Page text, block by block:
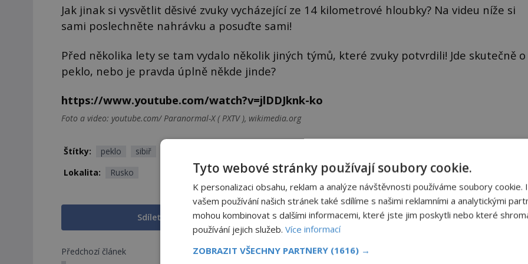
Jak jinak si vysvětlit děsivé zvuky vycházející ze 14 kilometrové hloubky? Na videu níže si
sami poslechněte nahrávku a posuďte sami!
Před několika lety se tam vydalo několik jiných týmů, které zvuky potvrdili! Jde skutečně o
peklo, nebo je pravda úplně někde jinde?
https://www.youtube.com/watch?v=jlDDJknk-ko
Foto a video: youtube.com/ Paranormal-X ( PXTV ), wikimedia.org
Štítky: peklo sibiř
Lokalita:
Rusko
Sdílet na Facebooku Sdílet na X
Předchozí článek Další článek
Tyto webové stránky používají soubory cookie.
K personalizaci obsahu, reklam a analýze návštěvnosti používáme soubory cookie.
vašem používání našich stránek také sdílíme s našimi reklamními a analytickými
mohou kombinovat s dalšími informacemi, které jste jim poskytli nebo které
používání jejich služeb. Více informací
ZOBRAZIT VŠECHNY PARTNERY (1616) →